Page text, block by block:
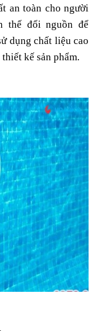
an toàn cho người
thế đổi nguồn để
dụng chất liệu cao
kế sản phẩm.